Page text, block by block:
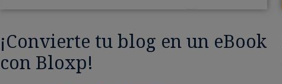
¡Convierte tu blog en un eBook
con Bloxp!